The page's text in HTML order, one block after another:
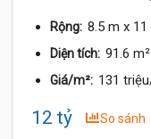
Rộng: 8.5 m x 11
Diện tích: 91.6 m²
Giá/m²: 131
12 tỷ So sánh